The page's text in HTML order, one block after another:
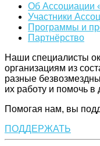
Об Ассоциации
Участники
Программы и
Партнёрство
Наши специалисты
организациям из
разные
их работу и помочь в
Помогая нам, вы
ПОДДЕРЖАТЬ